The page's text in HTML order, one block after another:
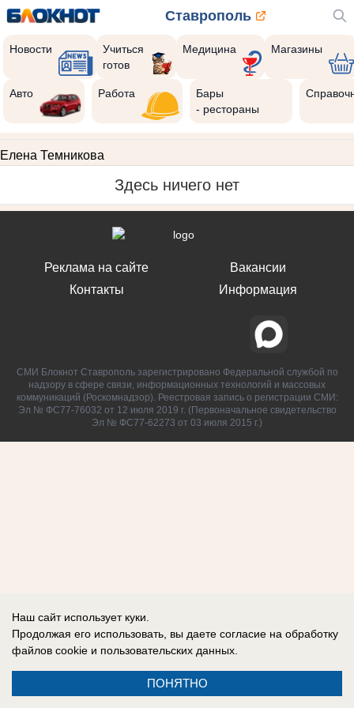
Ставрополь
Новости
Учиться
готов
Медицина Магазины
Авто Работа
Бары
- рестораны
Елена Темникова
Здесь ничего нет
Реклама на сайте
Контакты
Вакансии
Информация
СМИ Блокнот Ставрополь зарегистрировано Федеральной службой по
надзору в сфере связи, информационных технологий и массовых
коммуникаций (Роскомнадзор). Реестровая запись о регистрации СМИ:
Эл № ФС77-76032 от 12 июля 2019 г. (Первоначальное свидетельство
Эл № ФС77-62273 от 03 июля 2015 г.)
Наш сайт использует куки.
Продолжая его использовать, вы даете согласие на обработку
файлов cookie и пользовательских данных.
ПОНЯТНО